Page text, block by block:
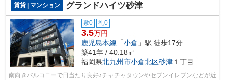
賃貸 | マンション グランドハイツ砂津
敷0 礼0
3.5万円
鹿児島本線 「小倉 」駅 徒歩17分
築41年 / 40.18㎡
福岡県北九州市小倉北区砂津１丁目
南向きバルコニーで日当たり良好♪チャチャタウンやセブンイレブンなどが近